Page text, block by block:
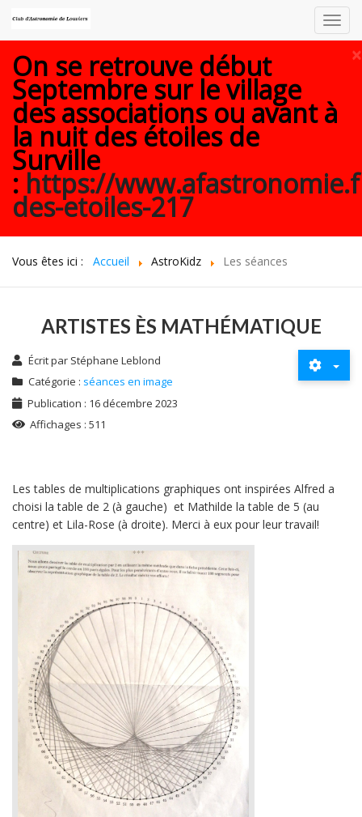
×
On se retrouve début
Septembre sur le village
des associations ou avant à
la nuit des étoiles de
Surville
: https://
des-etoiles-217
Vous êtes ici : Accueil AstroKidz Les séances
ARTISTES ÈS MATHÉMATIQUE
Écrit par Stéphane Leblond
Catégorie : séances en image
Publication : 16 décembre 2023
Affichages : 511
Les tables de multiplications graphiques ont inspirées Alfred a
choisi la table de 2 (à gauche) et Mathilde la table de 5 (au
centre) et Lila-Rose (à droite). Merci à eux pour leur travail!